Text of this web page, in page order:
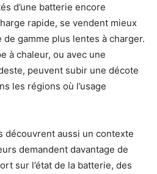
d’une batterie encore
rapide, se vendent mieux
de gamme plus lentes à charger.
à chaleur, ou avec une
peuvent subir une décote
les régions où l’usage
découvrent aussi un contexte
demandent davantage de
sur l’état de la batterie, des